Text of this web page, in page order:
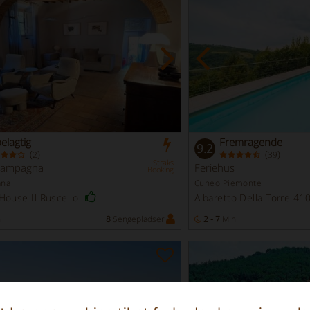
(2 )
Straks
Booking
Il Ruscello
8 Sengepladser
9.2 Fremragende
( 39)
Feriehus
Cuneo Piemonte
Albaretto Della Torre
2 - 7 Min